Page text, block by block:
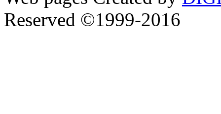
Reserved ©1999-2016